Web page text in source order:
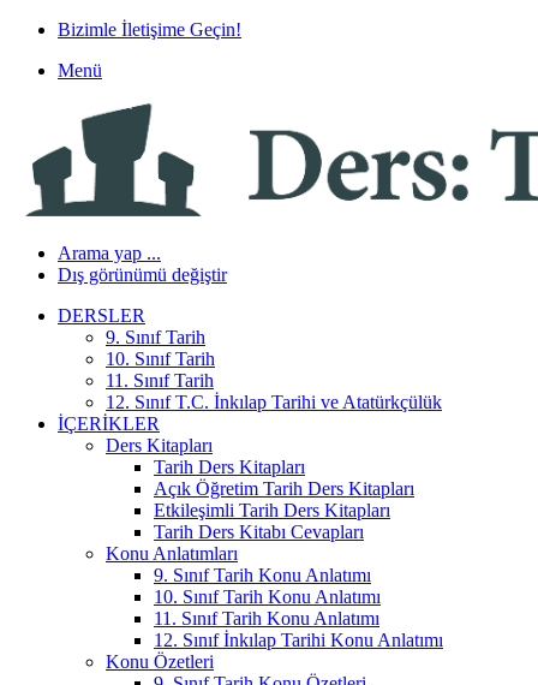
Bizimle İletişime Geçin!
Menü
Arama yap ...
Dış görünümü değiştir
DERSLER
9. Sınıf Tarih
10. Sınıf Tarih
11. Sınıf Tarih
12. Sınıf T.C. İnkılap Tarihi ve Atatürkçülük
İÇERIKLER
Ders Kitapları
Tarih Ders Kitapları
Açık Öğretim Tarih Ders Kitapları
Etkileşimli Tarih Ders Kitapları
Tarih Ders Kitabı Cevapları
Konu Anlatımları
9. Sınıf Tarih Konu Anlatımı
10. Sınıf Tarih Konu Anlatımı
11. Sınıf Tarih Konu Anlatımı
12. Sınıf İnkılap Tarihi Konu Anlatımı
Konu Özetleri